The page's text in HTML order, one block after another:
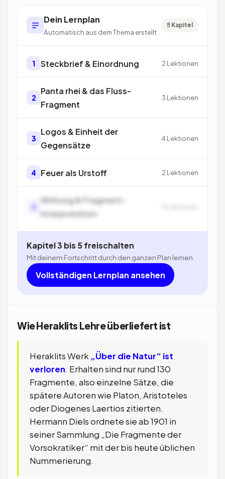
Dein Lernplan
Automatisch aus dem Thema erstellt
5 Kapitel
1 Steckbrief & Einordnung 2 Lektionen
2
Panta rhei & das Fluss-
Fragment
3 Lektionen
3
Logos & Einheit der
Gegensätze
4 Lektionen
4 Feuer als Urstoff 2 Lektionen
Wirkung & Fragment-
Interpretation
Kapitel 3 bis 5 freischalten
Mit deinem Fortschritt durch den ganzen Plan lernen
Vollständigen Lernplan ansehen
Wie Heraklits Lehre überliefert ist
Heraklits Werk „Über die Natur“ ist
verloren. Erhalten sind nur rund 130
Fragmente, also einzelne Sätze, die
spätere Autoren wie Platon, Aristoteles
oder Diogenes Laertios zitierten.
Hermann Diels ordnete sie ab 1901 in
seiner Sammlung „Die Fragmente der
Vorsokratiker“ mit der bis heute üblichen
Nummerierung.